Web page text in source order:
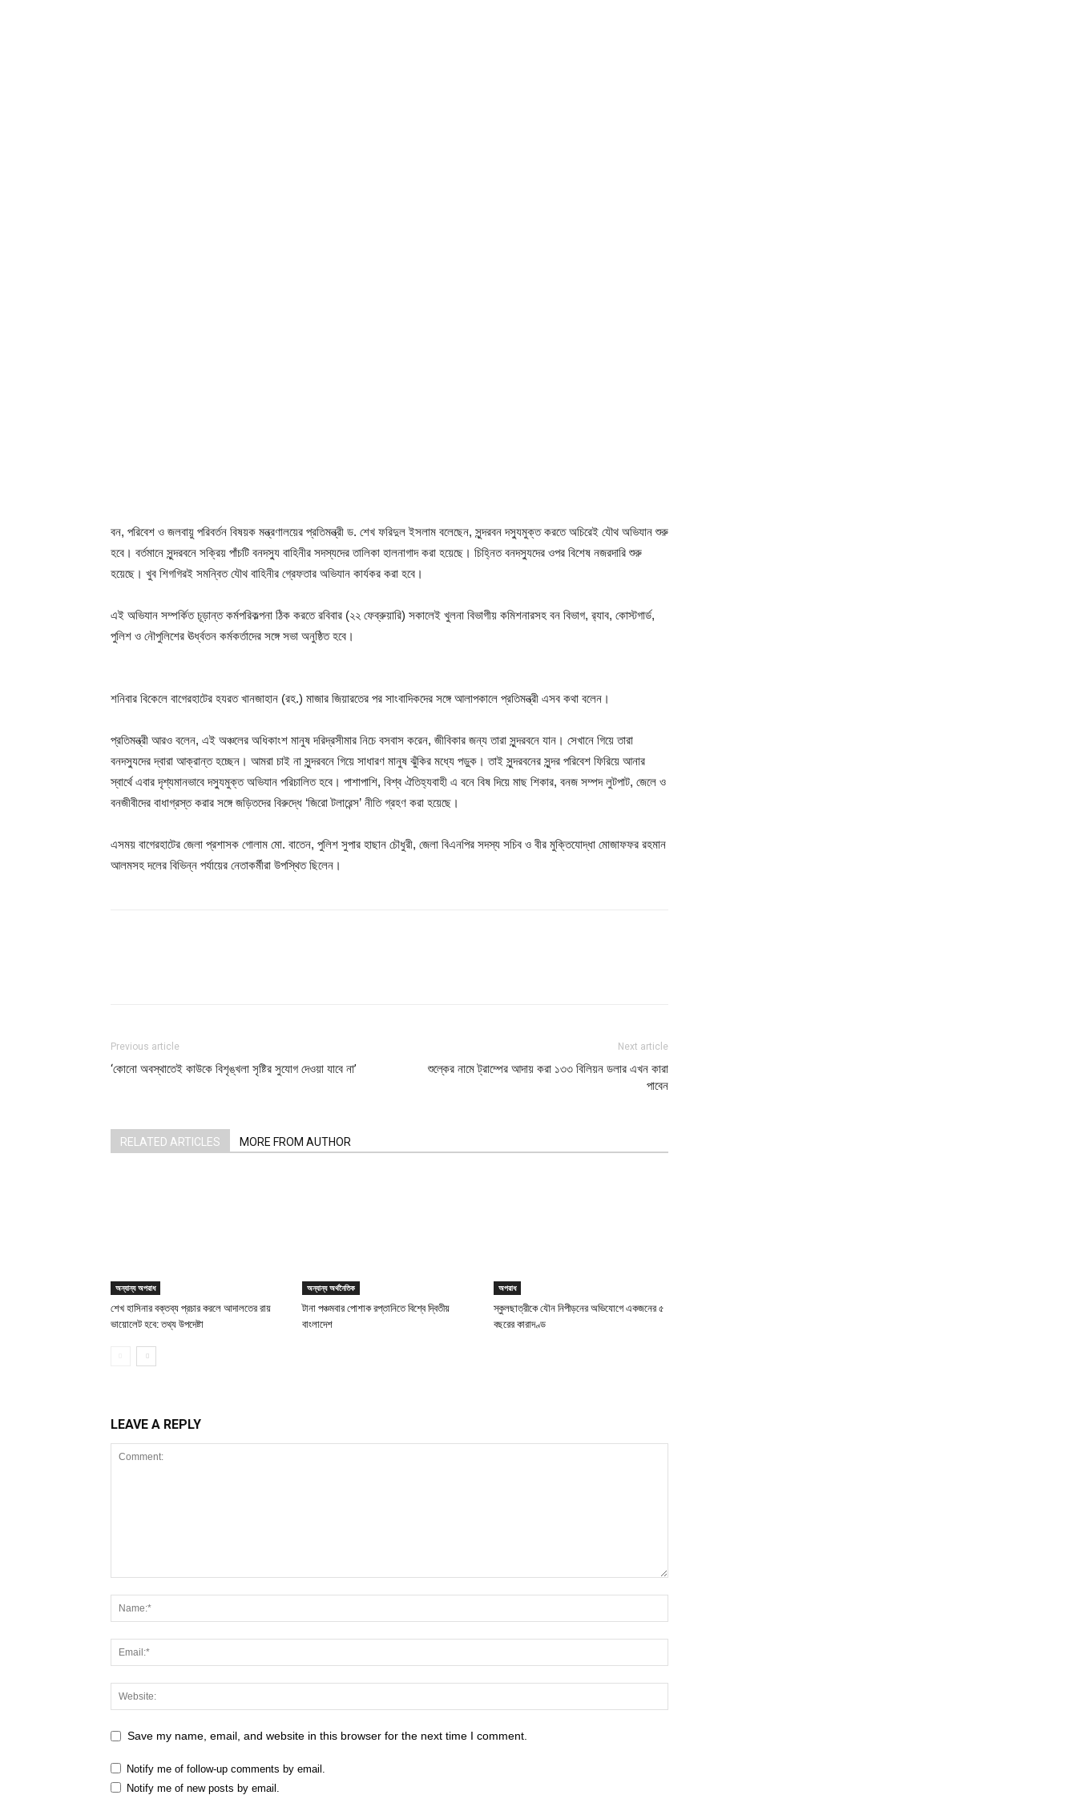
বন, পরিবেশ ও জলবায়ু পরিবর্তন বিষয়ক মন্ত্রণালয়ের প্রতিমন্ত্রী ড. শেখ ফরিদুল ইসলাম বলেছেন, সুন্দরবন দস্যুমুক্ত করতে অচিরেই যৌথ অভিযান শুরু
হবে। বর্তমানে সুন্দরবনে সক্রিয় পাঁচটি বনদস্যু বাহিনীর সদস্যদের তালিকা হালনাগাদ করা হয়েছে। চিহ্নিত বনদস্যুদের ওপর বিশেষ নজরদারি শুরু
হয়েছে। খুব শিগগিরই সমন্বিত যৌথ বাহিনীর গ্রেফতার অভিযান কার্যকর করা হবে।
এই অভিযান সম্পর্কিত চূড়ান্ত কর্মপরিকল্পনা ঠিক করতে রবিবার (২২ ফেব্রুয়ারি) সকালেই খুলনা বিভাগীয় কমিশনারসহ বন বিভাগ, র‌্যাব, কোস্টগার্ড,
পুলিশ ও নৌপুলিশের ঊর্ধ্বতন কর্মকর্তাদের সঙ্গে সভা অনুষ্ঠিত হবে।
শনিবার বিকেলে বাগেরহাটের হযরত খানজাহান (রহ.) মাজার জিয়ারতের পর সাংবাদিকদের সঙ্গে আলাপকালে প্রতিমন্ত্রী এসব কথা বলেন।
প্রতিমন্ত্রী আরও বলেন, এই অঞ্চলের অধিকাংশ মানুষ দরিদ্রসীমার নিচে বসবাস করেন, জীবিকার জন্য তারা সুন্দরবনে যান। সেখানে গিয়ে তারা
বনদস্যুদের দ্বারা আক্রান্ত হচ্ছেন। আমরা চাই না সুন্দরবনে গিয়ে সাধারণ মানুষ ঝুঁকির মধ্যে পড়ুক। তাই সুন্দরবনের সুন্দর পরিবেশ ফিরিয়ে আনার
স্বার্থে এবার দৃশ্যমানভাবে দস্যুমুক্ত অভিযান পরিচালিত হবে। পাশাপাশি, বিশ্ব ঐতিহ্যবাহী এ বনে বিষ দিয়ে মাছ শিকার, বনজ সম্পদ লুটপাট, জেলে ও
বনজীবীদের বাধাগ্রস্ত করার সঙ্গে জড়িতদের বিরুদ্ধে ‘জিরো টলারেন্স’ নীতি গ্রহণ করা হয়েছে।
এসময় বাগেরহাটের জেলা প্রশাসক গোলাম মো. বাতেন, পুলিশ সুপার হাছান চৌধুরী, জেলা বিএনপির সদস্য সচিব ও বীর মুক্তিযোদ্ধা মোজাফফর রহমান
আলমসহ দলের বিভিন্ন পর্যায়ের নেতাকর্মীরা উপস্থিত ছিলেন।
Previous article
‘কোনো অবস্থাতেই কাউকে বিশৃঙ্খলা সৃষ্টির সুযোগ দেওয়া যাবে না’
Next article
শুল্কের নামে ট্রাম্পের আদায় করা ১৩৩ বিলিয়ন ডলার এখন কারা
পাবেন
RELATED ARTICLES MORE FROM AUTHOR
অন্যান্য অপরাধ
শেখ হাসিনার বক্তব্য প্রচার করলে আদালতের রায়
ভায়োলেট হবে: তথ্য উপদেষ্টা
অন্যান্য অর্থনৈতিক
টানা পঞ্চমবার পোশাক রপ্তানিতে বিশ্বে দ্বিতীয়
বাংলাদেশ
অপরাধ
স্কুলছাত্রীকে যৌন নিপীড়নের অভিযোগে একজনের ৫
বছরের কারাদণ্ড
LEAVE A REPLY
Save my name, email, and website in this browser for the next time I comment.
Notify me of follow-up comments by email.
Notify me of new posts by email.